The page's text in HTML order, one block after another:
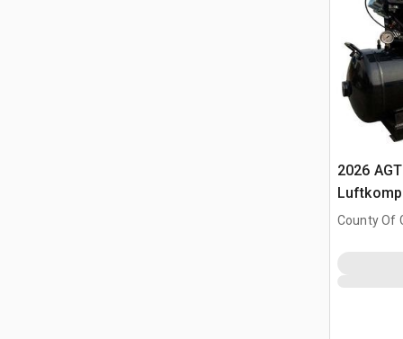
2026
County Of